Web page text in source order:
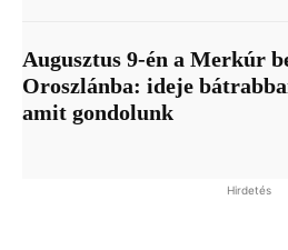
Augusztus 9-én a Merkúr
Oroszlánba: ideje
amit gondolunk
Hirdetés